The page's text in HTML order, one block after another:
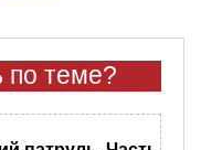
по теме?